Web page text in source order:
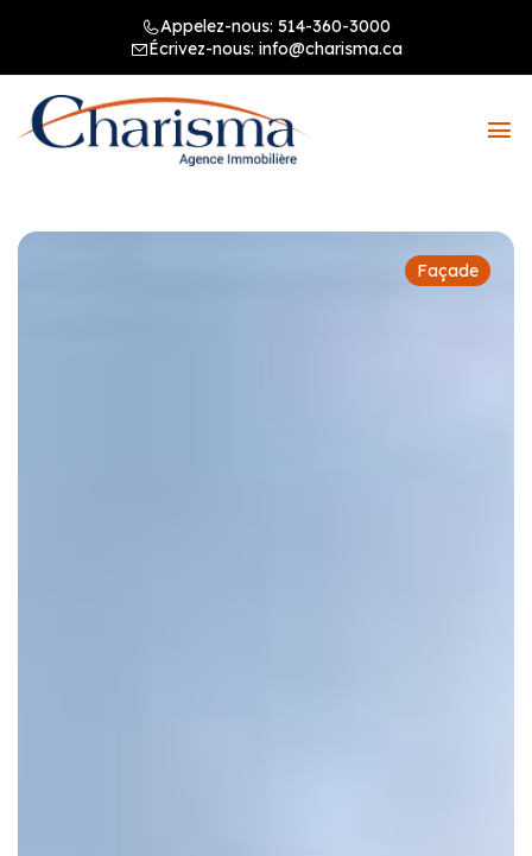
Appelez-nous: 514-360-3000
Écrivez-nous: info@charisma.ca
Façade